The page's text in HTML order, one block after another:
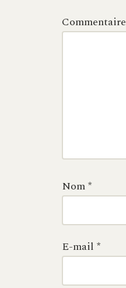
Commentaire
Nom*
E-mail *